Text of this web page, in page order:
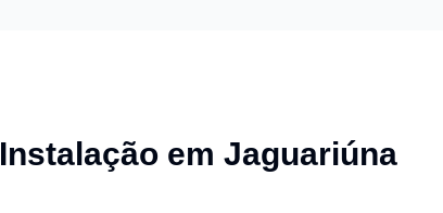
Instalação em Jaguariúna